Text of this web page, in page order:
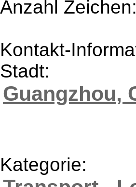
Anzahl
Kontakt-
Stadt:
Guangzhou,
Kategorie: